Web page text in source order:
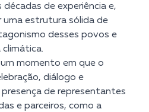
de experiência e,
estrutura sólida de
desses povos e
momento em que o
diálogo e
de representantes
e parceiros, como a